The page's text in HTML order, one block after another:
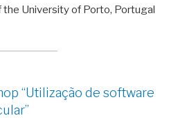
the University of Porto, Portugal
“Utilização de software